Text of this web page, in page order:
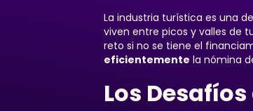
La industria turística es una
viven entre picos y valles de
reto si no se tiene el
eficientemente la nómina
Los